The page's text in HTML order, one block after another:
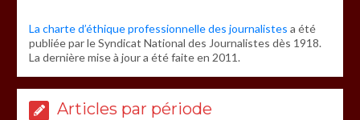
La charte d’éthique professionnelle des journalistes a été
publiée par le Syndicat National des Journalistes dès 1918.
La dernière mise à jour a été faite en 2011.
Articles par période